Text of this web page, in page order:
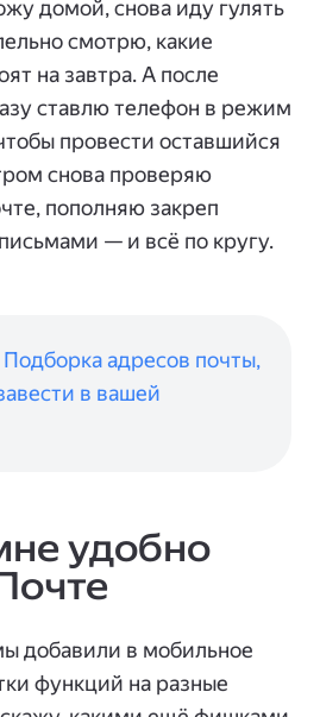
домой, снова иду гулять
смотрю, какие
на завтра. А после
ставлю телефон в режим
провести оставшийся
снова проверяю
пополняю закреп
— и всё по кругу.
Подборка адресов почты,
в вашей
удобно
добавили в мобильное
функций на разные